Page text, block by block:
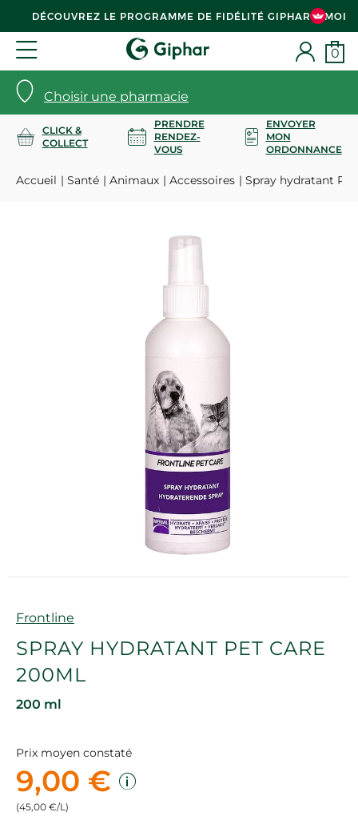
DÉCOUVREZ LE PROGRAMME DE FIDÉLITÉ GIPHAR & MOI
Choisir une pharmacie
0
CLICK &
COLLECT
PRENDRE
RENDEZ-
VOUS
ENVOYER
MON
ORDONNANCE
Accueil Santé Animaux Accessoires Spray hydratant
Marque
Frontline
SPRAY HYDRATANT PET CARE
200ML
200 ml
Prix moyen constaté
9,00 €
(45,00 €/L)